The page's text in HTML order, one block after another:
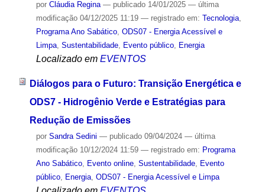
por Cláudia Regina — publicado14/01/2025 — última
modificação04/12/2025 11:19 — registrado em: Tecnologia,
Programa Ano Sabático, ODS07 - Energia Acessível e
Limpa, Sustentabilidade, Evento público, Energia
Localizado em EVENTOS
Diálogos para o Futuro: Transição Energética e
ODS7 - Hidrogênio Verde e Estratégias para
Redução de Emissões
por Sandra Sedini — publicado09/04/2024 — última
modificação10/12/2024 11:59 — registrado em: Programa
Ano Sabático, Evento online, Sustentabilidade, Evento
público, Energia, ODS07 - Energia Acessível e Limpa